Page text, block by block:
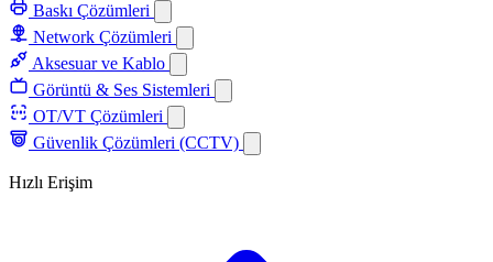
Baskı Çözümleri
Network Çözümleri
Aksesuar ve Kablo
Görüntü & Ses Sistemleri
OT/VT Çözümleri
Güvenlik Çözümleri (CCTV)
Hızlı Erişim